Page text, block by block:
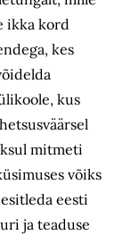
ikka kord
kes
kus
mitmeti
võiks
eesti
ja teaduse